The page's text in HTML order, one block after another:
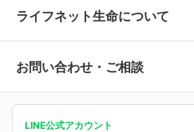
保険の基礎知識や選び方を解説！
人生のステージに必要な保険がわ
保険ジャンバラヤ
あなたの人生と保険選びのため
万が一に備える
病気や手術に備える
がん保険
がんに備える
マイページ
ご契約内容の確認
ライフネット生命について
ライフネット生命についてトップ
会社情報
お問い合わせ・ご相談
LINE公式アカウント